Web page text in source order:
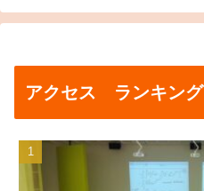
アクセス ランキング